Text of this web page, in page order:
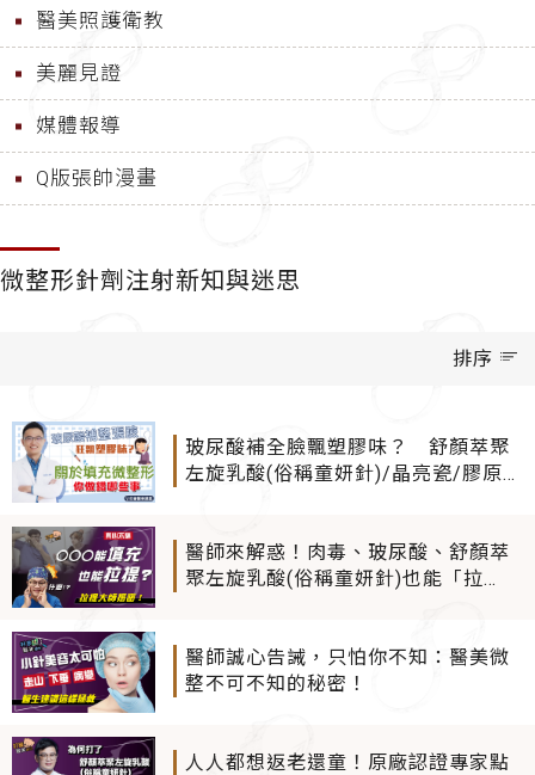
醫美照護衛教
美麗見證
媒體報導
Q版張帥漫畫
微整形針劑注射新知與迷思
排序
玻尿酸補全臉飄塑膠味？ 舒顏萃聚
左旋乳酸(俗稱童妍針)/晶亮瓷/膠原蛋
醫師來解惑！肉毒、玻尿酸、舒顏萃
聚左旋乳酸(俗稱童妍針)也能「拉
醫師誠心告誡，只怕你不知：醫美微
整不可不知的秘密！
人人都想返老還童！原廠認證專家點